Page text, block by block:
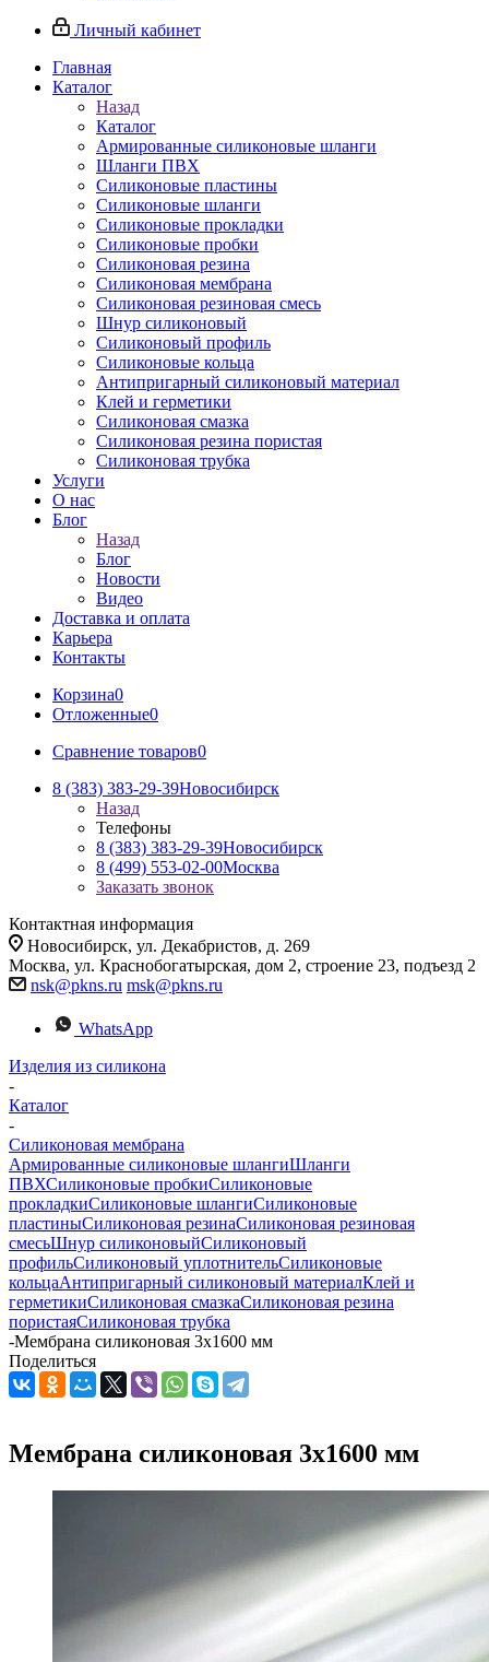
Личный кабинет
Главная
Каталог
Назад
Каталог
Армированные силиконовые шланги
Шланги ПВХ
Силиконовые пластины
Силиконовые шланги
Силиконовые прокладки
Силиконовые пробки
Силиконовая резина
Силиконовая мембрана
Силиконовая резиновая смесь
Шнур силиконовый
Силиконовый профиль
Силиконовые кольца
Антипригарный силиконовый материал
Клей и герметики
Силиконовая смазка
Силиконовая резина пористая
Силиконовая трубка
Услуги
О нас
Блог
Назад
Блог
Новости
Видео
Доставка и оплата
Карьера
Контакты
Корзина0
Отложенные0
Сравнение товаров0
8 (383) 383-29-39Новосибирск
Назад
Телефоны
8 (383) 383-29-39Новосибирск
8 (499) 553-02-00Москва
Заказать звонок
Контактная информация
Новосибирск, ул. Декабристов, д. 269
Москва, ул. Краснобогатырская, дом 2, строение 23, подъезд 2
nsk@pkns.ru msk@pkns.ru
WhatsApp
Изделия из силикона
-
Каталог
-
Силиконовая мембрана
Армированные силиконовые шлангиШланги
ПВХСиликоновые пробкиСиликоновые
прокладкиСиликоновые шлангиСиликоновые
пластиныСиликоновая резинаСиликоновая резиновая
смесьШнур силиконовыйСиликоновый
профильСиликоновый уплотнительСиликоновые
кольцаАнтипригарный силиконовый материалКлей и
герметикиСиликоновая смазкаСиликоновая резина
пористаяСиликоновая трубка
-Мембрана силиконовая 3х1600 мм
Поделиться
Мембрана силиконовая 3х1600 мм